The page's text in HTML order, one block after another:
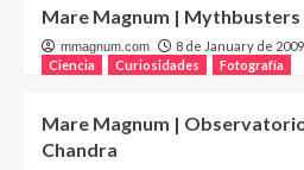
Mare Magnum | Mythbusters
mmagnum.com
8 de January de 2009
Ciencia
Curiosidades Fotografía
Mare Magnum |
Chandra